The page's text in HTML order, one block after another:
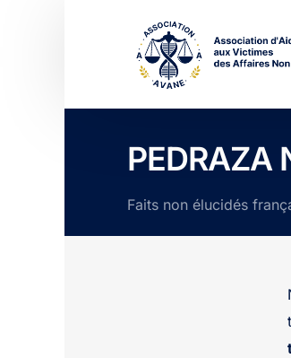
PEDRAZA
Faits non élucidés